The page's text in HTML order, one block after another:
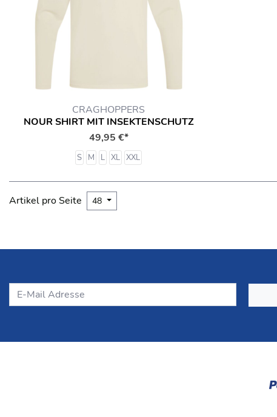
CRAGHOPPERS
NOUR SHIRT MIT INSEKTENSCHUTZ
49,95 €*
S M L XL XXL
Artikel pro Seite 48